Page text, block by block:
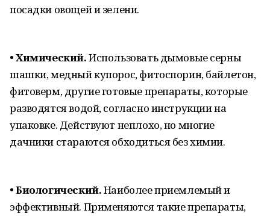
посадки овощей и зелени.
• Химический.Использовать дымовые серны
шашки, медный купорос, фитоспорин, байлетон,
фитоверм, другие готовые препараты, которые
разводятся водой, согласно инструкции на
упаковке. Действуют неплохо, но многие
дачники стараются обходиться без химии.
• Биологический.Наиболее приемлемый и
эффективный. Применяются такие препараты,